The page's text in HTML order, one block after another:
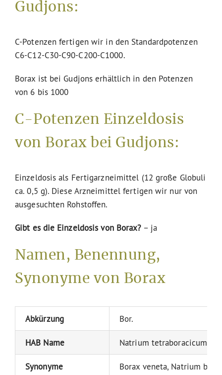
Gudjons:
C-Potenzen fertigen wir in den Standardpotenzen
C6-C12-C30-C90-C200-C1000.
Borax ist bei Gudjons erhältlich in den Potenzen
von 6 bis 1000
C-Potenzen Einzeldosis
von Borax bei Gudjons:
Einzeldosis als Fertigarzneimittel (12 große Globuli
ca. 0,5 g). Diese Arzneimittel fertigen wir nur von
ausgesuchten Rohstoffen.
Gibt es die Einzeldosis von Borax?– ja
Namen, Benennung,
Synonyme von Borax
Abkürzung Bor.
HAB Name Natrium tetraboracicum
Synonyme Borax veneta, Natrium